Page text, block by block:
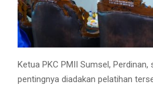
Ketua PKC PMII Sumsel,
pentingnya diadakan pelatihan